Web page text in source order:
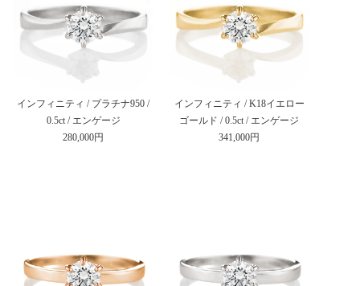
インフィニティ / プラチナ950 /
0.5ct / エンゲージ
280,000円
インフィニティ / K18イエロー
ゴールド / 0.5ct / エンゲージ
341,000円